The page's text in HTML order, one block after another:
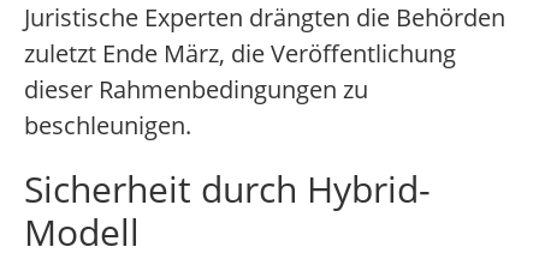
Juristische Experten drängten die Behörden
zuletzt Ende März, die Veröffentlichung
dieser Rahmenbedingungen zu
beschleunigen.
Sicherheit durch Hybrid-
Modell